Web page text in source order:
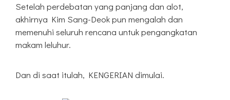
Setelah perdebatan yang panjang dan alot,
akhirnya Kim Sang-Deok pun mengalah dan
memenuhi seluruh rencana untuk pengangkatan
makam leluhur.
Dan di saat itulah, KENGERIAN dimulai.